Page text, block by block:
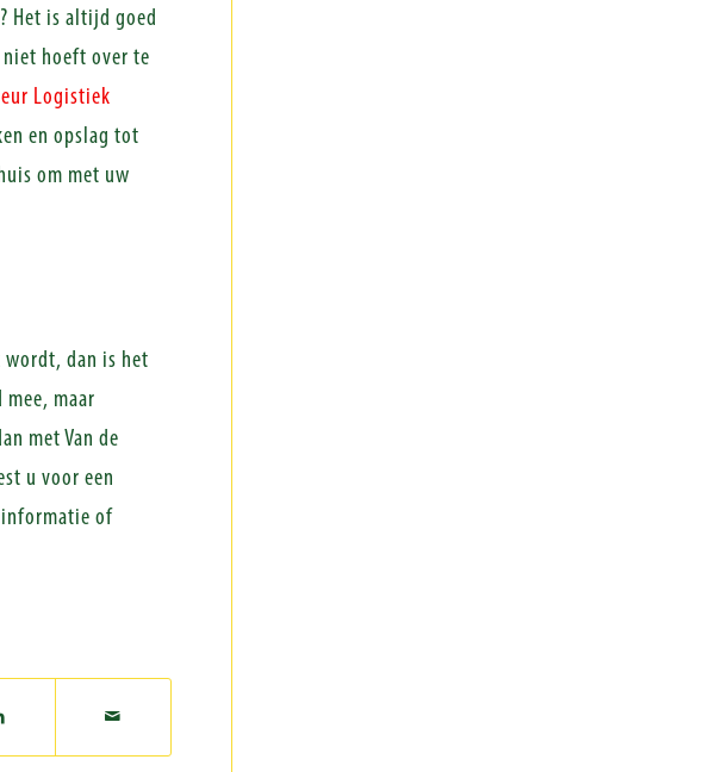
Het is altijd goed
hoeft over te
Logistiek
en opslag tot
om met uw
wordt, dan is het
maar
met Van de
u voor een
of